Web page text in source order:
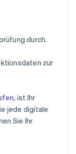
durch.
zur
, ist Ihr
jede digitale
Sie Ihr